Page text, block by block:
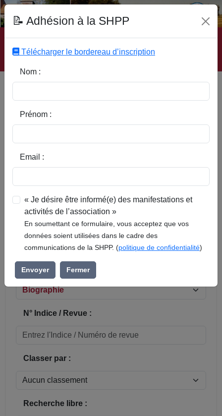
Accueil | Site SHPP | Auteurs | Editeurs | Rubriques |
Sous-Rubriques | Mots-Clefs | Contact
Réinitialiser
Sous-rubrique / Commune :
N° Indice / Revue :
Classer par :
Recherche libre :
📝 Adhésion à la SHPP
Télécharger le bordereau d’inscription
Nom :
Prénom :
Email :
« Je désire être informé(e) des manifestations et
activités de l’association »
En soumettant ce formulaire, vous acceptez que vos
données soient utilisées dans le cadre des
communications de la SHPP. (politique de confidentialité)
Envoyer Fermer